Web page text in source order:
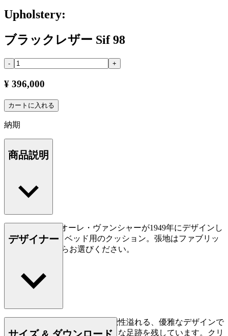
Upholstery:
ブラックレザー Sif 98
- +
¥ 396,000
カートに入れる
納期
商品説明
CU OW150は、オーレ・ヴァンシャーが1949年にデザインし
た、OW150 デイベッド用のクッション。張地はファブリッ
クまたは皮革からお選びください。
デザイナー
オーレ・ヴァンシャーは、機能性溢れる、優雅なデザインで
デニッシュモダンの流れに大きな足跡を残しています。クリ
サイズ & ダウンロード